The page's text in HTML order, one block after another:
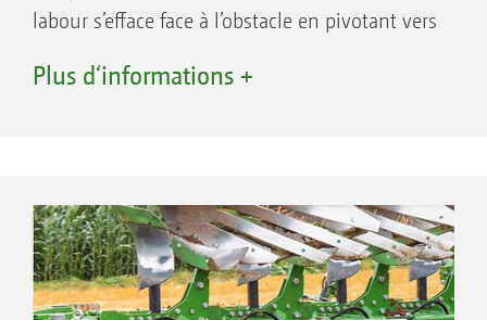
labour s’efface face à l’obstacle en pivotant vers
du boulon de cisaillement permettent une
Vos avantages
Force de cisaillement de 4 400 kg
Cisaillement précis grâce aux plaques à
Plus d‘informations +